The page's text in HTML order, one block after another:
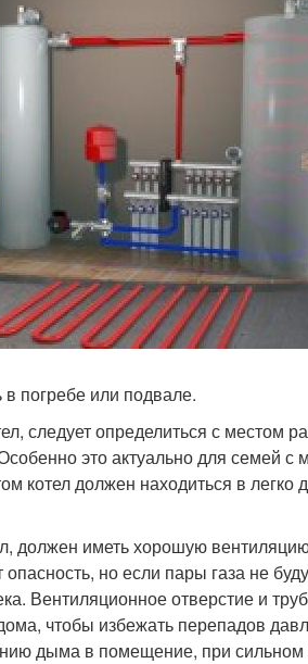
погребе или подвале.
следует определиться с местом
это актуально для семей с
котел должен находиться в легко
должен иметь хорошую
но если пары газа не
Вентиляционное отверстие и
чтобы избежать перепадов
дыма в помещение, при сильном